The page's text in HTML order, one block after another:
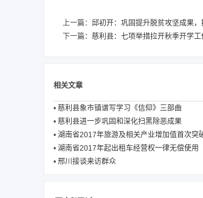
上一篇： 邱初开：巩固提升脱贫攻坚成果
下一篇： 慈利县：七项举措拉开秋季开学工
相关文章
• 慈利县象市镇谱写学习《信仰》三部曲
• 慈利县进一步巩固和深化扫黑除恶成果
• 湖南省2017年旅游及相关产业增加值首次突
• 湖南省2017年起出租车经营权一律无偿使用
• 邢川接谈来访群众